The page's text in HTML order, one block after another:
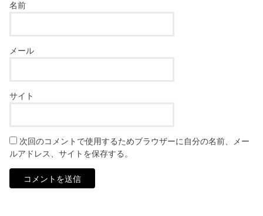
名前
メール
サイト
次回のコメントで使用するためブラウザーに自分の名前、メー
ルアドレス、サイトを保存する。